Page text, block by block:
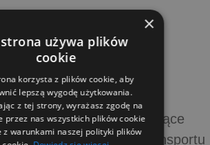
stałe przymocowane do
– umożliwiające
palety (np. na czas transportu
×
używa plików
cookie
korzysta z plików cookie, aby
lepszą wygodę użytkowania.
z tej strony, wyrażasz zgodę na
przez nas wszystkich plików cookie
z warunkami naszej polityki plików